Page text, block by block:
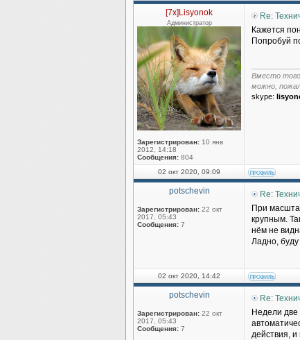
[7x]Lisyonok
Администратор
Зарегистрирован: 10 янв
2012, 14:18
Сообщения: 804
Re:
Кажется
Попробуй
Вместо
можно,
skype:
02 окт 2020, 09:09
potschevin
Зарегистрирован: 22 окт
2017, 05:43
Сообщения: 7
Re:
При
крупным.
нём не
Ладно,
02 окт 2020, 14:42
potschevin
Зарегистрирован: 22 окт
2017, 05:43
Сообщения: 7
Re:
Недели
действия, и